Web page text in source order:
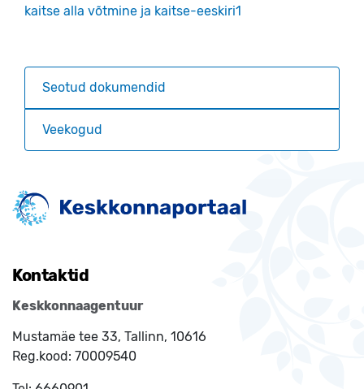
kaitse alla võtmine ja kaitse-eeskiri1
Seotud dokumendid
Veekogud
Kontaktid
Keskkonnaagentuur
Mustamäe tee 33, Tallinn, 10616
Reg.kood: 70009540